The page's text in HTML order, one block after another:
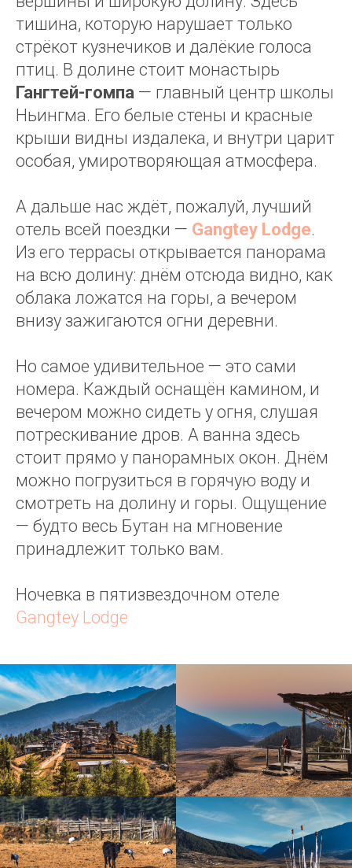
тишина, которую нарушает только
стрёкот кузнечиков и далёкие голоса
птиц. В долине стоит монастырь
Гангтей-гомпа — главный центр школы
Ньингма. Его белые стены и красные
крыши видны издалека, и внутри царит
особая, умиротворяющая атмосфера.
А дальше нас ждёт, пожалуй, лучший
отель всей поездки — Gangtey Lodge.
Из его террасы открывается панорама
на всю долину: днём отсюда видно, как
облака ложатся на горы, а вечером
внизу зажигаются огни деревни.
Но самое удивительное — это сами
номера. Каждый оснащён камином, и
вечером можно сидеть у огня, слушая
потрескивание дров. А ванна здесь
стоит прямо у панорамных окон. Днём
можно погрузиться в горячую воду и
смотреть на долину и горы. Ощущение
— будто весь Бутан на мгновение
принадлежит только вам.
Ночевка в пятизвездочном отеле
Gangtey Lodge